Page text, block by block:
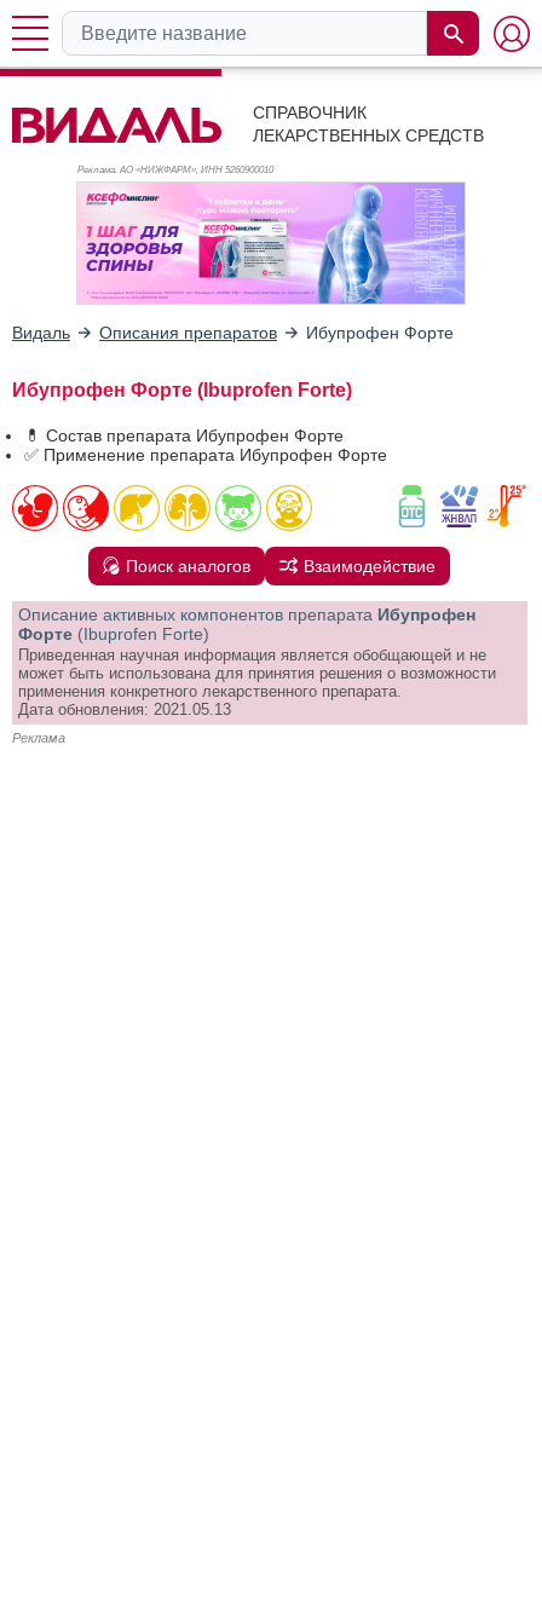
СПРАВОЧНИК
ЛЕКАРСТВЕННЫХ СРЕДСТВ
Реклама. АО «НИЖФАРМ», ИНН 5260900010
Видаль Описания препаратов Ибупрофен Форте
Ибупрофен Форте (Ibuprofen Forte)
💊 Состав препарата Ибупрофен Форте
✅ Применение препарата Ибупрофен Форте
Поиск аналогов Взаимодействие
Описание активных компонентов препарата Ибупрофен
Форте (Ibuprofen Forte)
Приведенная научная информация является обобщающей и не
может быть использована для принятия решения о возможности
применения конкретного лекарственного препарата.
Дата обновления: 2021.05.13
Реклама